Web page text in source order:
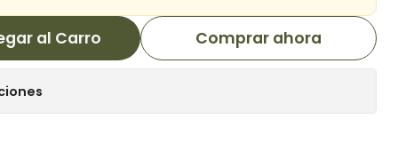
al Carro Comprar ahora